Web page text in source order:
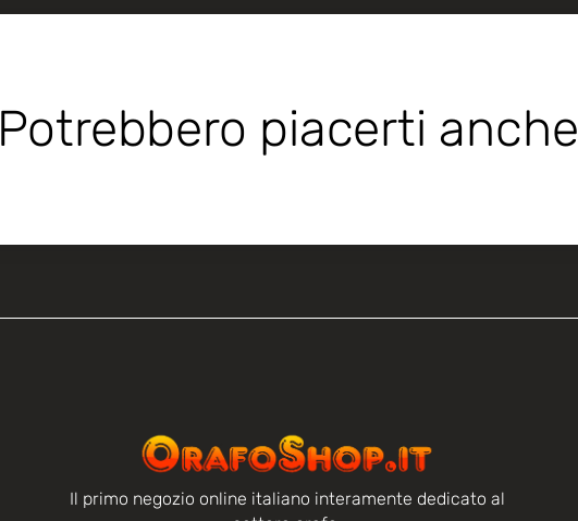
Potrebbero piacerti anche
Il primo negozio online italiano interamente dedicato al